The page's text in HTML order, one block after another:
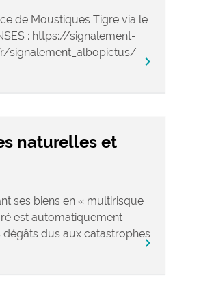
de Moustiques Tigre via le
: https://signalement-
signalement_albopictus/
chevron_right
naturelles et
ses biens en « multirisque
est automatiquement
dus aux catastrophes
chevron_right